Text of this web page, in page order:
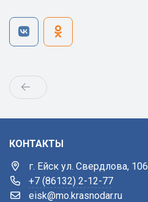
КОНТАКТЫ
г. Ейск ул. Свердлова, 106
+7 (86132) 2-12-77
eisk@mo.krasnodar.ru